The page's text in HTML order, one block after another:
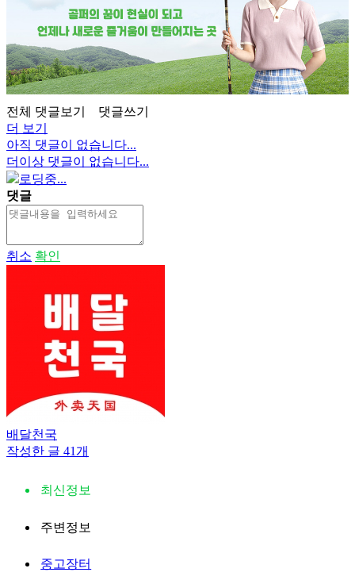
전체 댓글보기
댓글쓰기
더 보기
아직 댓글이 없습니다...
더이상 댓글이 없습니다...
로딩중...
댓글
취소 확인
배달천국
작성한 글 41개
최신정보
주변정보
중고장터